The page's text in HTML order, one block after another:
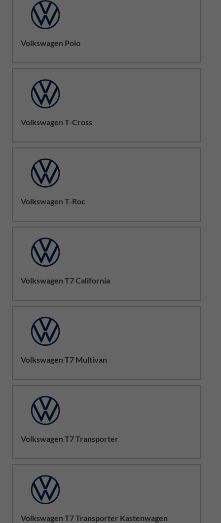
Volkswagen Polo
Volkswagen T-Cross
Volkswagen T-Roc
Volkswagen T7 California
Volkswagen T7 Multivan
Volkswagen T7 Transporter
Volkswagen T7 Transporter Kastenwagen